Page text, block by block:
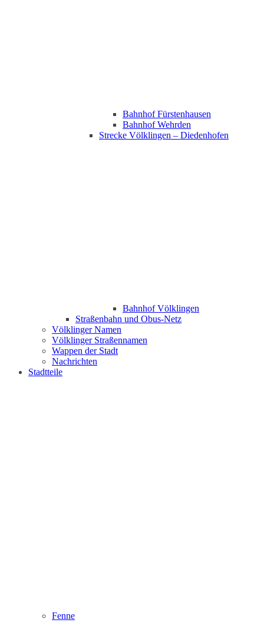
Bahnhof Fürstenhausen
Bahnhof Wehrden
Strecke Völklingen – Diedenhofen
Bahnhof Völklingen
Straßenbahn und Obus-Netz
Völklinger Namen
Völklinger Straßennamen
Wappen der Stadt
Nachrichten
Stadtteile
Fenne